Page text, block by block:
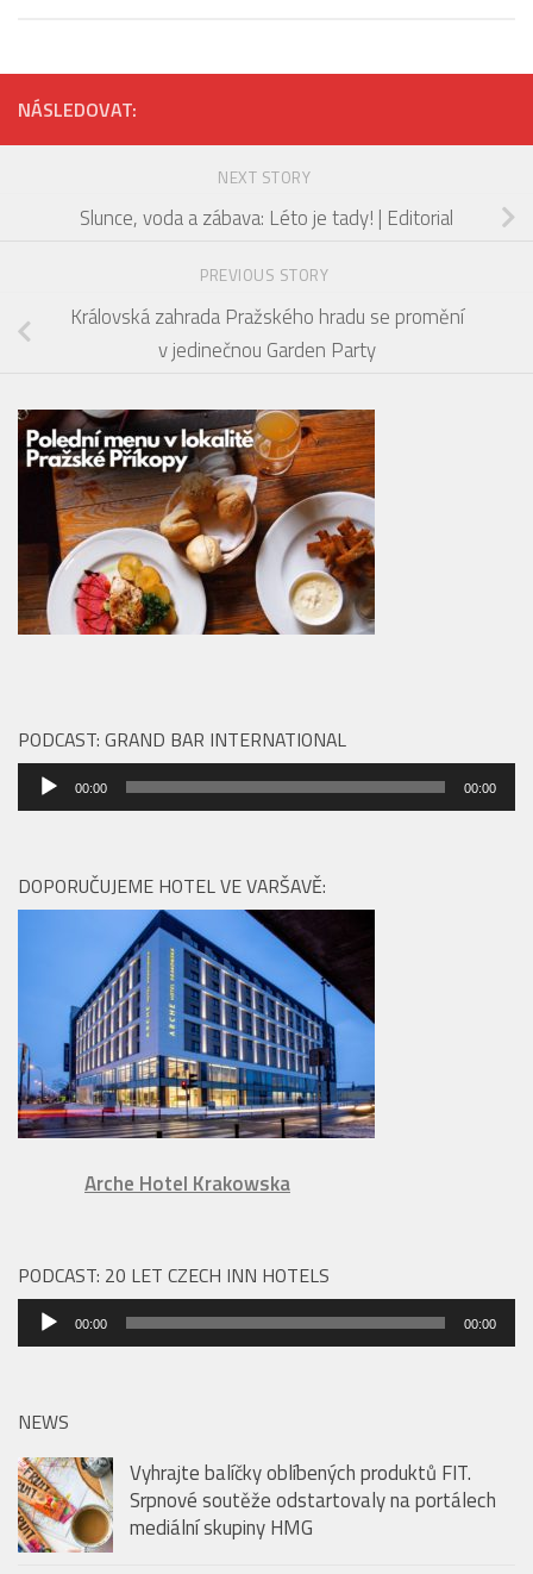
NÁSLEDOVAT:
NEXT STORY
Slunce, voda a zábava: Léto je tady! | Editorial
PREVIOUS STORY
Královská zahrada Pražského hradu se promění
v jedinečnou Garden Party
PODCAST: GRAND BAR INTERNATIONAL
Audio
přehrávač
00:00 00:00
DOPORUČUJEME HOTEL VE VARŠAVĚ:
Arche Hotel Krakowska
PODCAST: 20 LET CZECH INN HOTELS
Audio
přehrávač
00:00 00:00
NEWS
Vyhrajte balíčky oblíbených produktů FIT.
Srpnové soutěže odstartovaly na portálech
mediální skupiny HMG